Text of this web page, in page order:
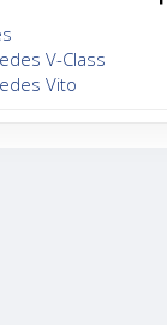
V-Class
Vito